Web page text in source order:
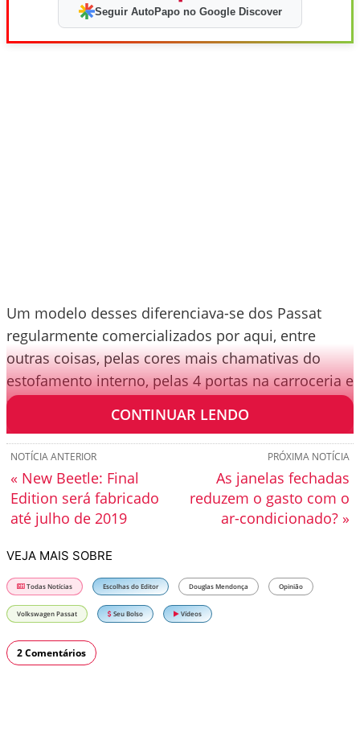
Seguir AutoPapo no Google Discover
Um modelo desses diferenciava-se dos Passat
regularmente comercializados por aqui, entre
outras coisas, pelas cores mais chamativas do
estofamento interno, pelas 4 portas na carroceria e
pela maior potência do seu ar-condicionado.
CONTINUAR LENDO
PRÓXIMA NOTÍCIA
As janelas fechadas
reduzem o gasto com o
ar-condicionado? »
NOTÍCIA ANTERIOR
« New Beetle: Final
Edition será fabricado
até julho de 2019
VEJA MAIS SOBRE
Todas Notícias Escolhas do Editor Douglas Mendonça Opinião
Volkswagen Passat Seu Bolso Vídeos
2 Comentários